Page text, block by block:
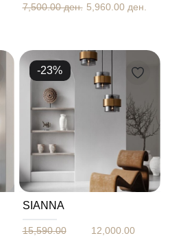
7,500.00 ден. 5,960.00 ден.
-23%
SIANNA
15,590.00
12,000.00